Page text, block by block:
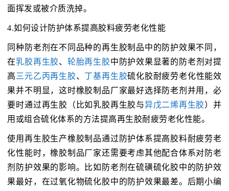
面挥发或被介质洗掉。
4.如何设计防护体系提高胶料疲劳老化性能
同种防老剂在不同品种的再生胶制品中的防护效果不同，
在乳胶再生胶、 轮胎再生胶中防护效果显著的防老剂对提
高 三元乙丙再生胶、 丁基再生胶硫化胶耐疲劳老化性能效
果并不明显，这时橡胶制品厂家最好选择防老剂并用，必
要时通过再生胶（比如乳胶再生胶与异戊二烯再生胶）并
用或组合硫化体系的方法提高再生胶耐疲劳老化性能。
使用再生胶生产橡胶制品通过防护体系提高胶料耐疲劳老
化性能时，橡胶制品厂家还需要考虑其他配合体系对防老
剂防护效果的影响。比如防老剂在硫磺硫化胶中的防护效
果最好，在过氧化物硫化胶中的防护效果最差。后期小编